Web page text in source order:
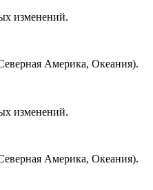
изменений.
Америка, Океания).
изменений.
Америка, Океания).